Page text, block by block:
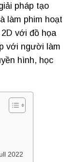
pháp tạo
làm phim hoạt
với đồ họa
với người làm
hình, học
2022